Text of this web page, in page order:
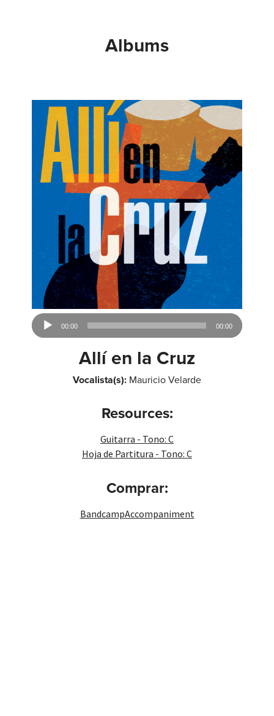
Albums
Audio
Player
00:00 00:00
Allí en la Cruz
Vocalista(s): Mauricio Velarde
Resources:
Guitarra - Tono: C
Hoja de Partitura - Tono: C
Comprar:
BandcampAccompaniment